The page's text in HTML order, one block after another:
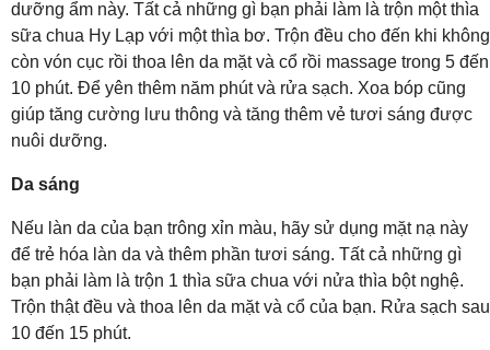
dưỡng ẩm này. Tất cả những gì bạn phải làm là trộn một thìa
sữa chua Hy Lạp với một thìa bơ. Trộn đều cho đến khi không
còn vón cục rồi thoa lên da mặt và cổ rồi massage trong 5 đến
10 phút. Để yên thêm năm phút và rửa sạch. Xoa bóp cũng
giúp tăng cường lưu thông và tăng thêm vẻ tươi sáng được
nuôi dưỡng.
Da sáng
Nếu làn da của bạn trông xỉn màu, hãy sử dụng mặt nạ này
để trẻ hóa làn da và thêm phần tươi sáng. Tất cả những gì
bạn phải làm là trộn 1 thìa sữa chua với nửa thìa bột nghệ.
Trộn thật đều và thoa lên da mặt và cổ của bạn. Rửa sạch sau
10 đến 15 phút.